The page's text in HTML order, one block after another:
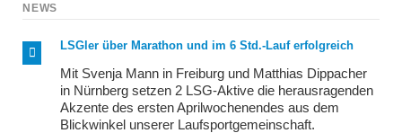
NEWS
LSGler über Marathon und im 6 Std.-Lauf erfolgreich
Mit Svenja Mann in Freiburg und Matthias Dippacher
in Nürnberg setzen 2 LSG-Aktive die herausragenden
Akzente des ersten Aprilwochenendes aus dem
Blickwinkel unserer Laufsportgemeinschaft.